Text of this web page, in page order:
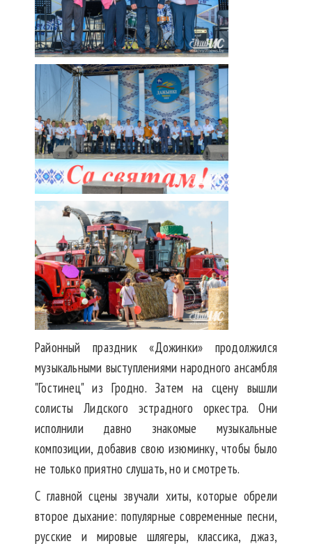
Районный праздник «Дожинки» продолжился
музыкальными выступлениями народного ансамбля
"Гостинец" из Гродно. Затем на сцену вышли
солисты Лидского эстрадного оркестра. Они
исполнили давно знакомые музыкальные
композиции, добавив свою изюминку, чтобы было
не только приятно слушать, но и смотреть.
С главной сцены звучали хиты, которые обрели
второе дыхание: популярные современные песни,
русские и мировые шлягеры, классика, джаз,